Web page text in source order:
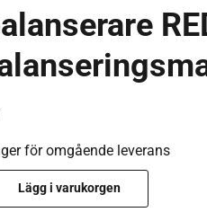
för omgående leverans
Lägg i varukorgen